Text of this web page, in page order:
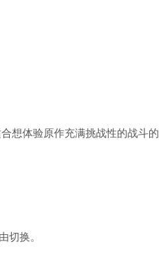
想体验原作充满挑战性的战斗的
切换。